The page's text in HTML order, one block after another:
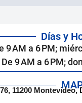
Días y
9 AM a 6 PM;
9 AM a 6 PM;
11200